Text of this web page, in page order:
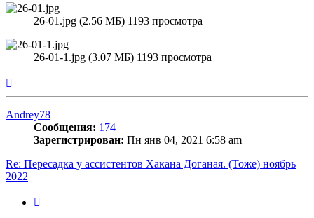
26-01.jpg (2.56 МБ) 1193 просмотра
26-01-1.jpg (3.07 МБ) 1193 просмотра
Andrey78
Сообщения: 174
Зарегистрирован: Пн янв 04, 2021 6:58 am
Re: Пересадка у ассистентов Хакана Доганая. (Тоже) ноябрь
2022